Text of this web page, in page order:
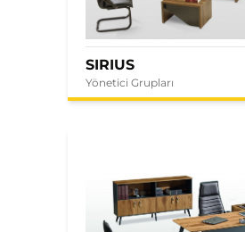
SIRIUS
Yönetici Grupları